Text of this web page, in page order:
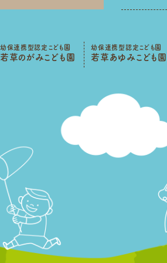
幼保連携型認定こども園
若草のがみこども園
幼保連携型認定こども園
若草あゆみこども園